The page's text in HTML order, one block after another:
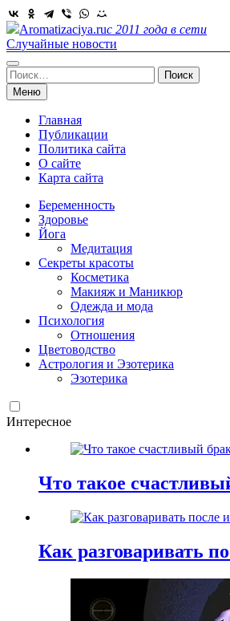
Skip
to
content
Aromatizaciya.ruс 2011 года в сети
Случайные новости
Найти:
Меню
Главная
Публикации
Политика сайта
О сайте
Карта сайта
Беременность
Здоровье
Йога
Медитация
Секреты красоты
Косметика
Макияж и Маникюр
Одежда и мода
Психология
Отношения
Цветоводство
Астрология и Эзотерика
Эзотерика
Интересное
Что такое
Как разговаривать